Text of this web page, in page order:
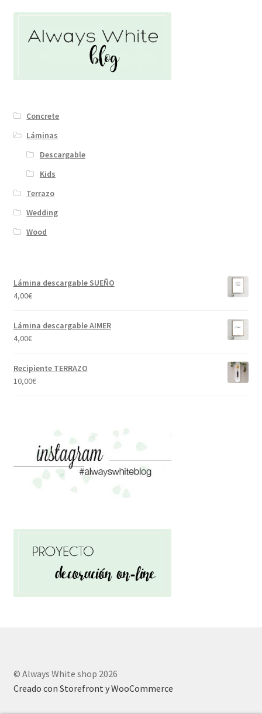
Concrete
Láminas
Descargable
Kids
Terrazo
Wedding
Wood
Lámina descargable SUEÑO
4,00€
Lámina descargable AIMER
4,00€
Recipiente TERRAZO
10,00€
© Always White shop 2026
Creado con Storefront y WooCommerce